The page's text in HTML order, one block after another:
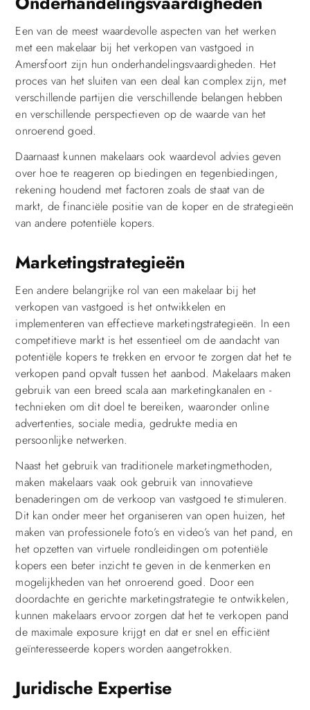
Een van de meest waardevolle aspecten van het werken
met een makelaar bij het verkopen van vastgoed in
Amersfoort zijn hun onderhandelingsvaardigheden. Het
proces van het sluiten van een deal kan complex zijn, met
verschillende partijen die verschillende belangen hebben
en verschillende perspectieven op de waarde van het
onroerend goed.
Daarnaast kunnen makelaars ook waardevol advies geven
over hoe te reageren op biedingen en tegenbiedingen,
rekening houdend met factoren zoals de staat van de
markt, de financiële positie van de koper en de strategieën
van andere potentiële kopers.
Marketingstrategieën
Een andere belangrijke rol van een makelaar bij het
verkopen van vastgoed is het ontwikkelen en
implementeren van effectieve marketingstrategieën. In een
competitieve markt is het essentieel om de aandacht van
potentiële kopers te trekken en ervoor te zorgen dat het te
verkopen pand opvalt tussen het aanbod. Makelaars maken
gebruik van een breed scala aan marketingkanalen en -
technieken om dit doel te bereiken, waaronder online
advertenties, sociale media, gedrukte media en
persoonlijke netwerken.
Naast het gebruik van traditionele marketingmethoden,
maken makelaars vaak ook gebruik van innovatieve
benaderingen om de verkoop van vastgoed te stimuleren.
Dit kan onder meer het organiseren van open huizen, het
maken van professionele foto’s en video’s van het pand, en
het opzetten van virtuele rondleidingen om potentiële
kopers een beter inzicht te geven in de kenmerken en
mogelijkheden van het onroerend goed. Door een
doordachte en gerichte marketingstrategie te ontwikkelen,
kunnen makelaars ervoor zorgen dat het te verkopen pand
de maximale exposure krijgt en dat er snel en efficiënt
geïnteresseerde kopers worden aangetrokken.
Juridische Expertise